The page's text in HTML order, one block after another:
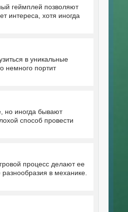
геймплей позволяют
интереса, хотя иногда
в уникальные
немного портит
но иногда бывают
способ провести
процесс делают ее
в механике.